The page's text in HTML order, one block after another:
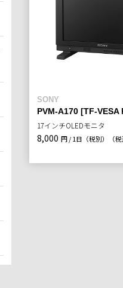
SONY
PVM-A170 [TF-VESA
17インチOLEDモニタ
8,000 円 / 1日（税別） （